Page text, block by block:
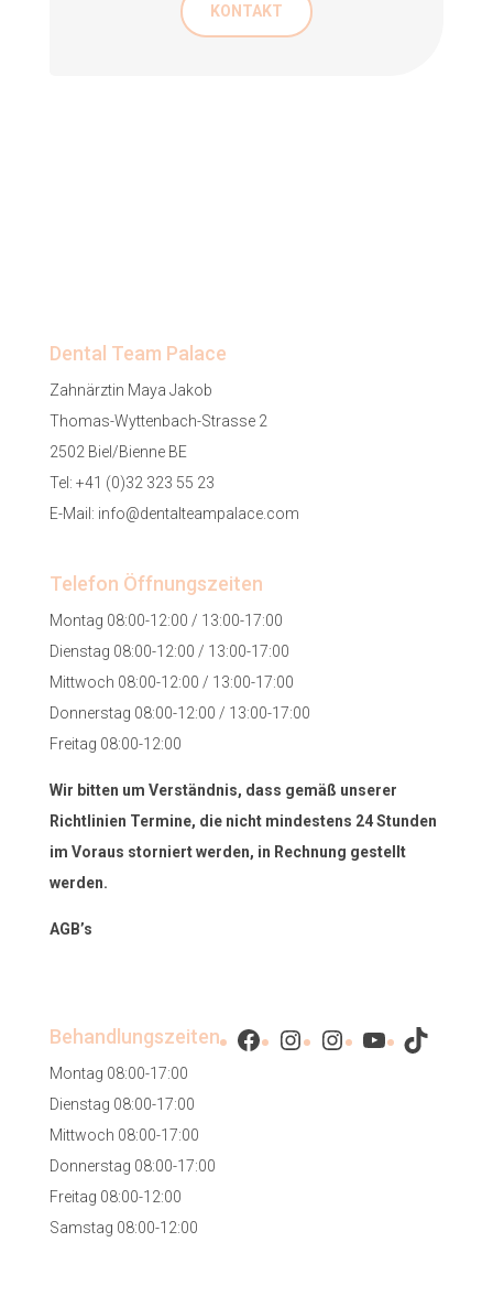
KONTAKT
Dental Team Palace
Zahnärztin Maya Jakob
Thomas-Wyttenbach-Strasse 2
2502 Biel/Bienne BE
Tel: +41 (0)32 323 55 23
E-Mail: info@dentalteampalace.com
Telefon Öffnungszeiten
Montag 08:00-12:00 / 13:00-17:00
Dienstag 08:00-12:00 / 13:00-17:00
Mittwoch 08:00-12:00 / 13:00-17:00
Donnerstag 08:00-12:00 / 13:00-17:00
Freitag 08:00-12:00
Wir bitten um Verständnis, dass gemäß unserer
Richtlinien Termine, die nicht mindestens 24 Stunden
im Voraus storniert werden, in Rechnung gestellt
werden.
AGB’s
Behandlungszeiten
Montag 08:00-17:00
Dienstag 08:00-17:00
Mittwoch 08:00-17:00
Donnerstag 08:00-17:00
Freitag 08:00-12:00
Samstag 08:00-12:00
Facebook
Instagram
Instagram
YouTube
TikTok